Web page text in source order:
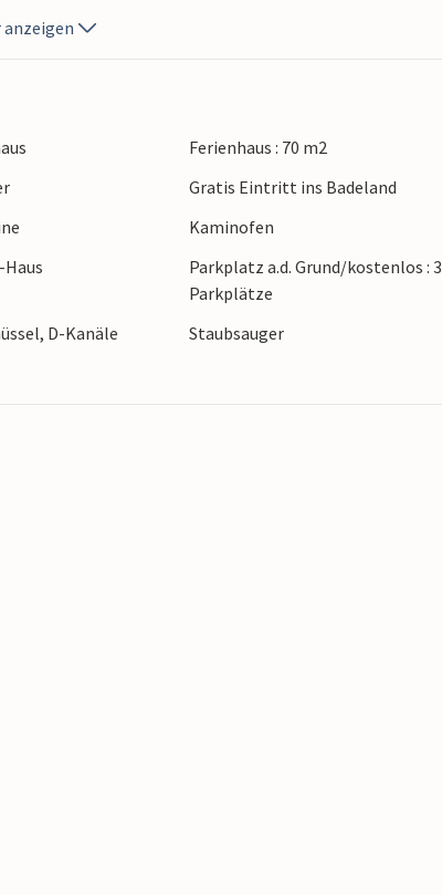
Hunde können frei laufen. Kinder
freuen. Bei der Feuerstelle ist eine
Søndervig, ein schöner Badeort. In der
auch gut angeln. Der Ringkøbing Fjord ist
Fjord ist es auch nicht weit bis zum
anzeigen
Ferienhaus : 70 m2
Gratis Eintritt ins Badeland
Kaminofen
Parkplatz a.d. Grund/kostenlos : 3
Parkplätze
D-Kanäle
Staubsauger